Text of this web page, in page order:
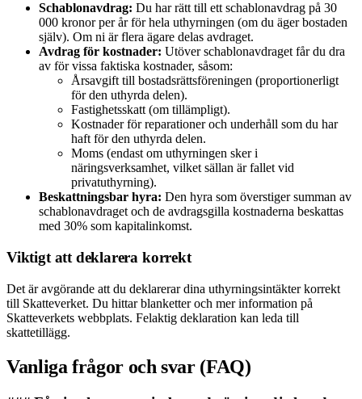
Schablonavdrag: Du har rätt till ett schablonavdrag på 30
000 kronor per år för hela uthyrningen (om du äger bostaden
själv). Om ni är flera ägare delas avdraget.
Avdrag för kostnader: Utöver schablonavdraget får du dra
av för vissa faktiska kostnader, såsom:
Årsavgift till bostadsrättsföreningen (proportionerligt
för den uthyrda delen).
Fastighetsskatt (om tillämpligt).
Kostnader för reparationer och underhåll som du har
haft för den uthyrda delen.
Moms (endast om uthyrningen sker i
näringsverksamhet, vilket sällan är fallet vid
privatuthyrning).
Beskattningsbar hyra: Den hyra som överstiger summan av
schablonavdraget och de avdragsgilla kostnaderna beskattas
med 30% som kapitalinkomst.
Viktigt att deklarera korrekt
Det är avgörande att du deklarerar dina uthyrningsintäkter korrekt
till Skatteverket. Du hittar blanketter och mer information på
Skatteverkets webbplats. Felaktig deklaration kan leda till
skattetillägg.
Vanliga frågor och svar (FAQ)